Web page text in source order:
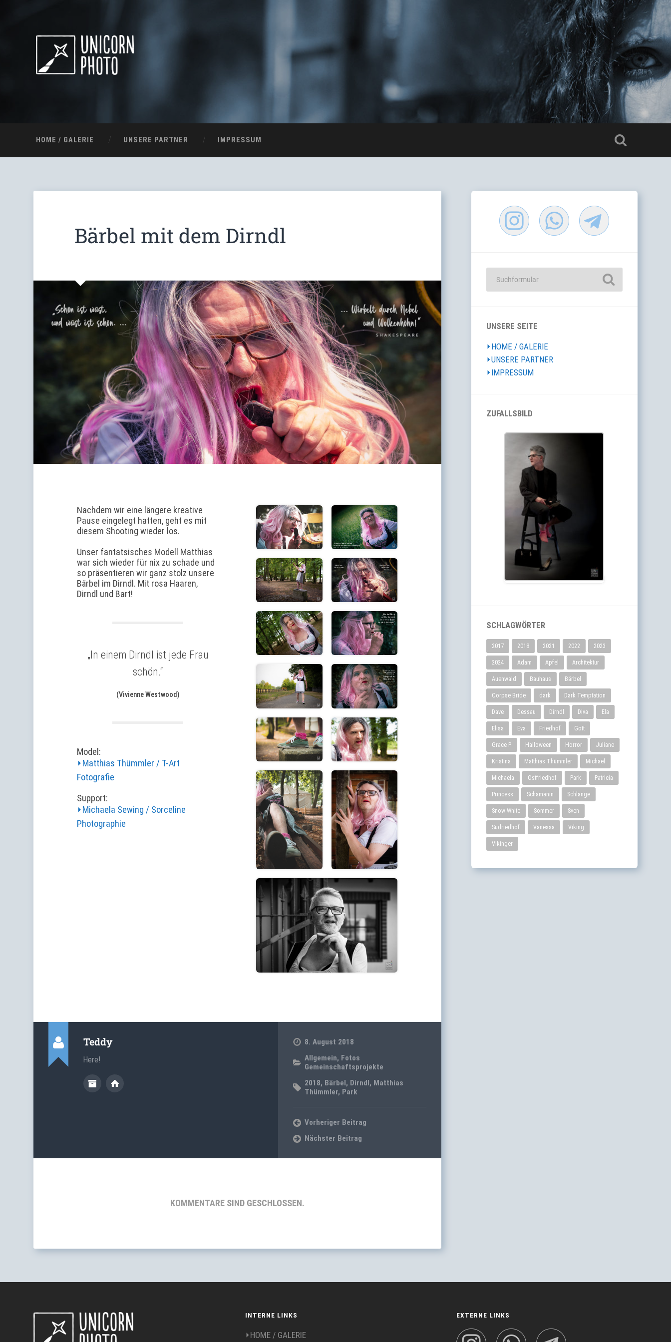
HOME / GALERIE UNSERE PARTNER IMPRESSUM
Bärbel mit dem Dirndl
Nachdem wir eine längere kreative
Pause eingelegt hatten, geht es mit
diesem Shooting wieder los.
Unser fantatsisches Modell Matthias
war sich wieder für nix zu schade und
so präsentieren wir ganz stolz unsere
Bärbel im Dirndl. Mit rosa Haaren,
Dirndl und Bart!
„In einem Dirndl ist jede Frau
schön.“
(Vivienne Westwood)
Model:
⏵Matthias Thümmler / T-Art
Fotografie
Support:
⏵Michaela Sewing / Sorceline
Photographie
Teddy
Here!
8. August 2018
Allgemein, Fotos
Gemeinschaftsprojekte
2018, Bärbel, Dirndl, Matthias
Thümmler, Park
Vorheriger Beitrag
Nächster Beitrag
KOMMENTARE SIND GESCHLOSSEN.
UNSERE SEITE
⏵HOME / GALERIE
⏵UNSERE PARTNER
⏵IMPRESSUM
ZUFALLSBILD
SCHLAGWÖRTER
2017 2018 2021 2022 2023
2024 Adam Apfel Architektur
Auenwald Bauhaus Bärbel
Corpse Bride dark Dark Temptation
Dave Dessau Dirndl Diva Ela
Elisa Eva Friedhof Gott
Grace P. Halloween Horror Juliane
Kristina Matthias Thümmler Michael
Michaela Ostfriedhof Park Patricia
Princess Schamanin Schlange
Snow White Sommer Sven
Südriedhof Vanessa Viking
Vikinger
INTERNE LINKS
⏵HOME / GALERIE
EXTERNE LINKS